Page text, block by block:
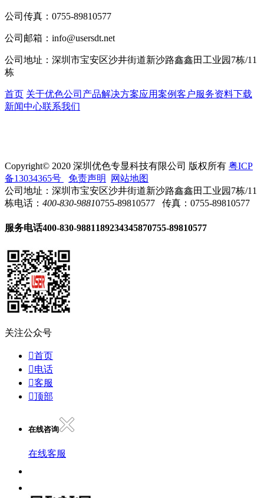
公司传真： 0755-89810577
公司邮箱： info@usersdt.net
公司地址： 深圳市宝安区沙井街道新沙路鑫鑫田工业园7栋/11
栋
首页 关于优色公司产品解决方案应用案例客户服务资料下载
新闻中心联系我们
Copyright© 2020 深圳优色专显科技有限公司 版权所有 粤ICP
备13034365号
免责声明
网站地图
公司地址：深圳市宝安区沙井街道新沙路鑫鑫田工业园7栋/11
栋电话： 400-830-98810755-89810577 传真：0755-89810577
服务电话400-830-9881189234345870755-89810577
关注公众号
首页
电话
客服
顶部
在线咨询
在线客服